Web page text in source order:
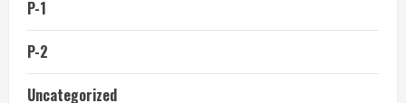
P-1
P-2
Uncategorized